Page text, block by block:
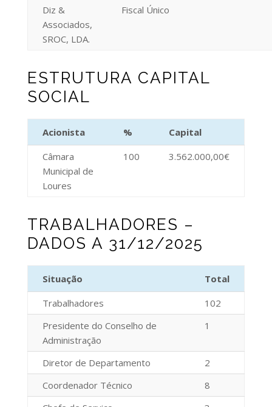
Diz &
Associados,
SROC, LDA.
Fiscal Único
ESTRUTURA CAPITAL
SOCIAL
Acionista %
Capital
Câmara
Municipal de
Loures
100 3.562.000,00€
TRABALHADORES –
DADOS A 31/12/2025
Situação
Total
Trabalhadores
102
Presidente do Conselho de
Administração
1
Diretor de Departamento
2
Coordenador Técnico
8